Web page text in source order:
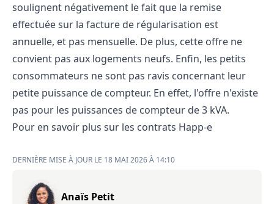
soulignent négativement le fait que la remise
effectuée sur la facture de régularisation est
annuelle, et pas mensuelle. De plus, cette offre ne
convient pas aux logements neufs. Enfin, les petits
consommateurs ne sont pas ravis concernant leur
petite puissance de compteur. En effet, l'offre n'existe
pas pour les puissances de compteur de 3 kVA.
Pour en savoir plus sur les contrats Happ-e
DERNIÈRE MISE À JOUR LE 18 MAI 2026 À 14:10
Anaïs Petit